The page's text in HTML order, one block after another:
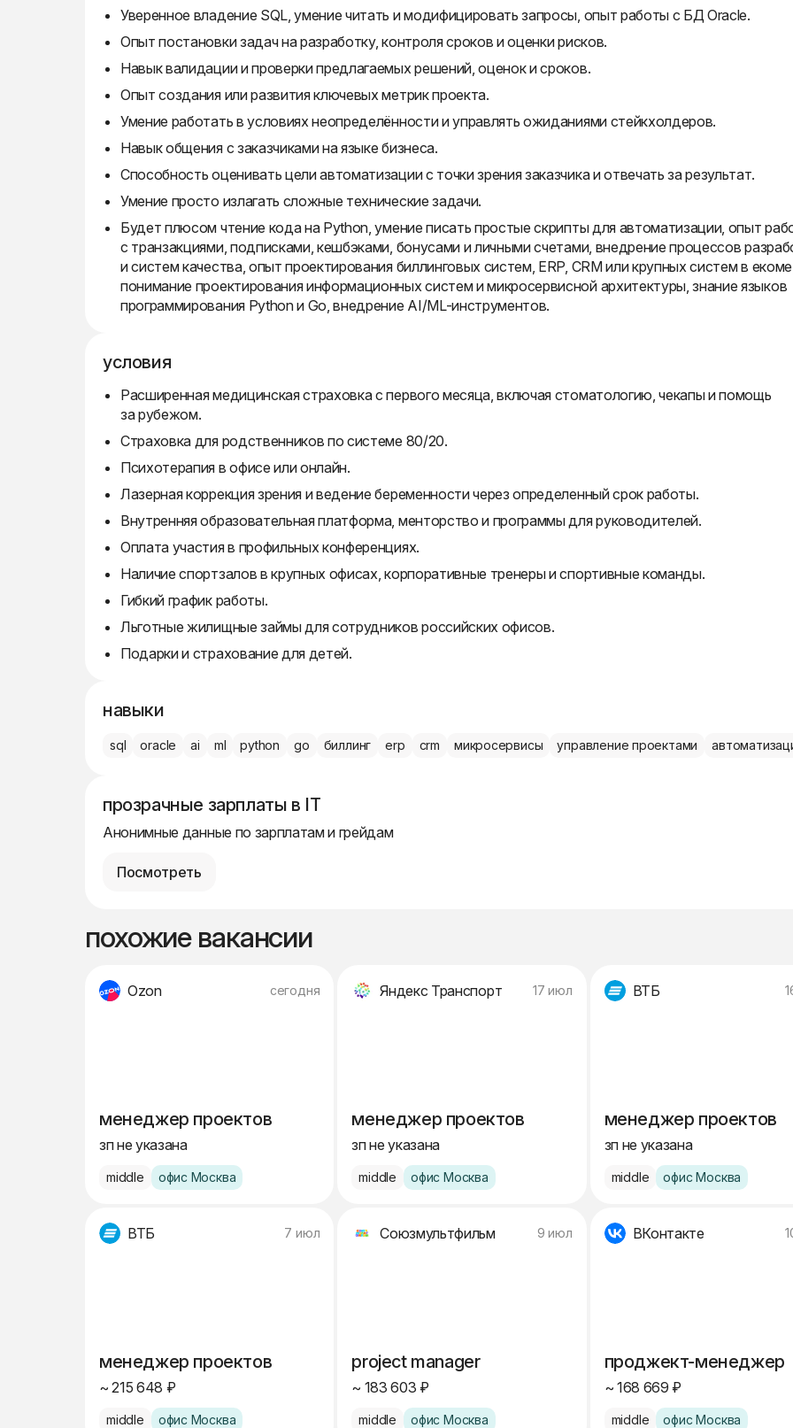
Уверенное владение SQL, умение читать и модифицировать запросы, опыт работы с БД Oracle.
Опыт постановки задач на разработку, контроля сроков и оценки рисков.
Навык валидации и проверки предлагаемых решений, оценок и сроков.
Опыт создания или развития ключевых метрик проекта.
Умение работать в условиях неопределённости и управлять ожиданиями стейкхолдеров.
Навык общения с заказчиками на языке бизнеса.
Способность оценивать цели автоматизации с точки зрения заказчика и отвечать за результат.
Умение просто излагать сложные технические задачи.
Будет плюсом чтение кода на Python, умение писать простые скрипты для автоматизации, опыт
с транзакциями, подписками, кешбэками, бонусами и личными счетами, внедрение процессов
и систем качества, опыт проектирования биллинговых систем, ERP, CRM или крупных систем в
понимание проектирования информационных систем и микросервисной архитектуры, знание языков
программирования Python и Go, внедрение AI/ML-инструментов.
условия
Расширенная медицинская страховка с первого месяца, включая стоматологию, чекапы и помощь
за рубежом.
Страховка для родственников по системе 80/20.
Психотерапия в офисе или онлайн.
Лазерная коррекция зрения и ведение беременности через определенный срок работы.
Внутренняя образовательная платформа, менторство и программы для руководителей.
Оплата участия в профильных конференциях.
Наличие спортзалов в крупных офисах, корпоративные тренеры и спортивные команды.
Гибкий график работы.
Льготные жилищные займы для сотрудников российских офисов.
Подарки и страхование для детей.
навыки
sql oracle ai ml python go биллинг erp crm микросервисы управление проектами
прозрачные зарплаты в IT
Анонимные данные по зарплатам и грейдам
Посмотреть
похожие вакансии
Ozon сегодня
менеджер проектов
зп не указана
middle офис Москва
Яндекс Транспорт 17 июл
менеджер проектов
зп не указана
middle офис Москва
ВТБ
менеджер проектов
зп не указана
middle офис Москва
ВТБ 7 июл
менеджер проектов
~ 215 648 ₽
middle офис Москва
Союзмультфильм 9 июл
project manager
~ 183 603 ₽
middle офис Москва
ВКонтакте
проджект-менеджер
~ 168 669 ₽
middle офис Москва